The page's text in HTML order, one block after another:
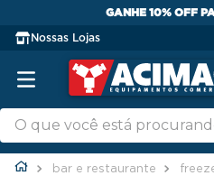
GANHE 10% OFF
Nossas Lojas
bar e restaurante